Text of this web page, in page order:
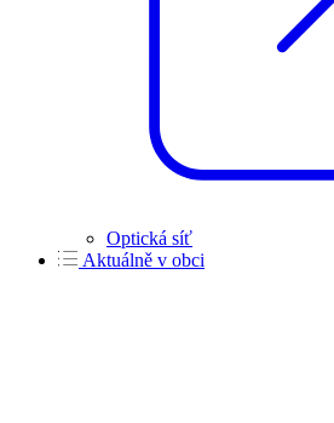
Optická síť
Aktuálně v obci